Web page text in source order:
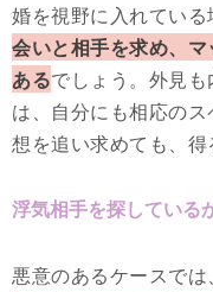
婚を視野に入れている
会いと相手を求め、
あるでしょう。外見
は、自分にも相応の
想を追い求めても、得
浮気相手を探している
悪意のあるケースでは、